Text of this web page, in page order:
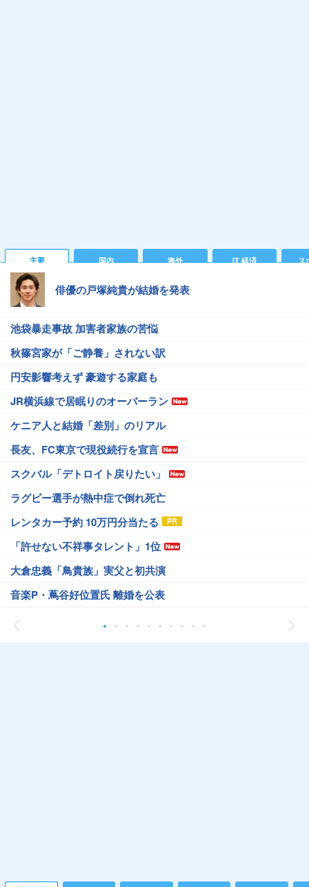
主要 国内 海外 IT 経済 ス
俳優の戸塚純貴が結婚を発表
池袋暴走事故 加害者家族の苦悩
秋篠宮家が「ご静養」されない訳
円安影響考えず 豪遊する家庭も
JR横浜線で居眠りのオーバーラン
ケニア人と結婚「差別」のリアル
長友、FC東京で現役続行を宣言
スクバル「デトロイト戻りたい」
ラグビー選手が熱中症で倒れ死亡
レンタカー予約 10万円分当たる
「許せない不祥事タレント」1位
大倉忠義「鳥貴族」実父と初共演
音楽P・蔦谷好位置氏 離婚を公表